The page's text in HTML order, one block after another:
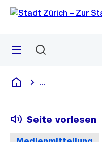
Navigation
Sprunglink
Menü
Deutsch
Seite vorlesen